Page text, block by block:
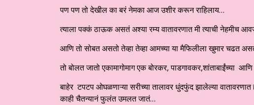
पण पण तो देखील का बरं नेमका आज उशीर करून राहिलाय…
त्याला पक्कं ठाऊक असतं अश्या रम्य वातावरणात मी त्याची नेहमीच
आणि तो सोबत असतो तेव्हा तेव्हा आमच्या या मैफिलीला खुमार चढत
तो बोलत जातो एकामागोमाग एक बोरकर, पाडगावकर,शांताबाईंच्या
बाहेर टपटप ओघळणाऱ्या सरीच्या तालावर धुंदफुंद झालेल्या
काही चैतन्यानं फुलंत उमलत जातं…